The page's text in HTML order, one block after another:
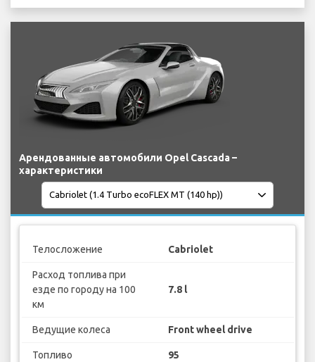
Арендованные автомобили Opel Cascada –
характеристики
Телосложение Cabriolet
Расход топлива при
езде по городу на 100
км
7.8 l
Ведущие колеса Front wheel drive
Топливо 95